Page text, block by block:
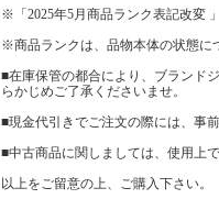
※「2025年5月商品ランク表記改変 」
※商品ランクは、品物本体の状態に
■在庫保管の都合により、ブランド
らかじめご了承くださいませ。
■現金代引きでご注文の際には、事
■中古商品に関しましては、使用上
以上をご留意の上、ご購入下さい。